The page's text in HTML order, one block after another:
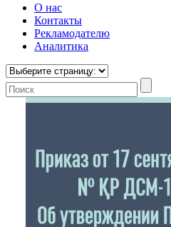
О нас
Контакты
Рекламодателю
Аналитика